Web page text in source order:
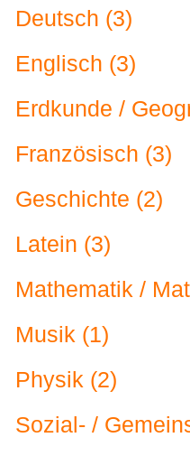
Deutsch (3)
Englisch (3)
Erdkunde /
Französisch (3)
Geschichte (2)
Latein (3)
Mathematik /
Musik (1)
Physik (2)
Sozial- /